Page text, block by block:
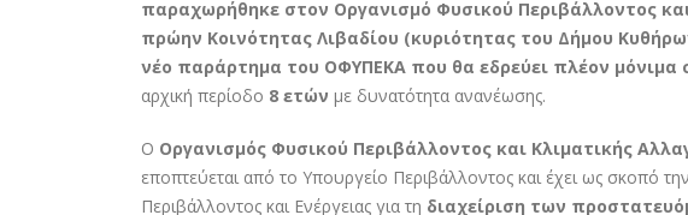
παραχωρήθηκε στον Οργανισμό Φυσικού Περιβάλλοντος
πρώην Κοινότητας Λιβαδίου (κυριότητας του Δήμου
νέο παράρτημα του ΟΦΥΠΕΚΑ που θα εδρεύει πλέον μόνιμα
αρχική περίοδο 8 ετών με δυνατότητα ανανέωσης.
Ο Οργανισμός Φυσικού Περιβάλλοντος και Κλιματικής
εποπτεύεται από το Υπουργείο Περιβάλλοντος και έχει ως σκοπό
Περιβάλλοντος και Ενέργειας για τη διαχείριση των